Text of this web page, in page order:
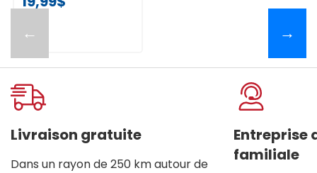
← →
Livraison gratuite
Dans un rayon de 250 km autour de
Entreprise
familiale